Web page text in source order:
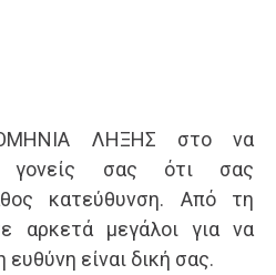
ΛΗΞΗΣ στο να
γονείς σας ότι σας
κατεύθυνση. Από τη
αρκετά μεγάλοι για να
ευθύνη είναι δική σας.